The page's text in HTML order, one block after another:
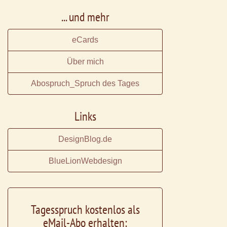
... und mehr
eCards
Über mich
Abospruch_Spruch des Tages
Links
DesignBlog.de
BlueLionWebdesign
Tagesspruch kostenlos als
eMail-Abo erhalten: